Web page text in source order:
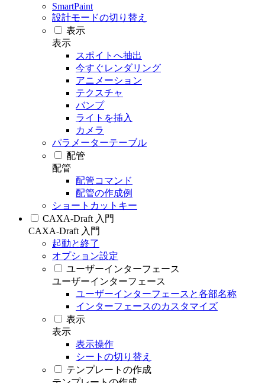
SmartPaint
設計モードの切り替え
表示
表示
スポイトへ抽出
今すぐレンダリング
アニメーション
テクスチャ
バンプ
ライトを挿入
カメラ
パラメーターテーブル
配管
配管
配管コマンド
配管の作成例
ショートカットキー
CAXA-Draft 入門
CAXA-Draft 入門
起動と終了
オプション設定
ユーザーインターフェース
ユーザーインターフェース
ユーザーインターフェースと各部名称
インターフェースのカスタマイズ
表示
表示
表示操作
シートの切り替え
テンプレートの作成